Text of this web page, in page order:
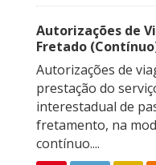
Autorizações de
Fretado
Autorizações de
prestação do
interestadual de
fretamento, na
contínuo....